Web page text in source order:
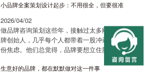
开许多集团化公司的组织架构图，你可能会看到
小品牌全案策划设计起步：不用很全，但要很准
2026/04/02
做品牌咨询策划这些年，接触过太多刚起步的小品
牌创始人，几乎每个人都带着一股冲劲，也藏着一
份焦虑。他们总觉得，品牌要想立住脚，就得“面
面俱到”——战略规划要覆盖所有可能，产品矩阵
要兼顾不同人群，营销渠道要铺遍线上线下，视
生意好的品牌，都在默默做对这一件事